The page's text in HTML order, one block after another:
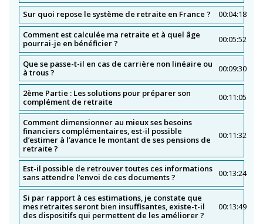
Sur quoi repose le système de retraite en France ?
00:04:18
Comment est calculée ma retraite et à quel âge
pourrai-je en bénéficier ?
00:05:52
Que se passe-t-il en cas de carrière non linéaire ou
à trous ?
00:09:30
2ème Partie : Les solutions pour préparer son
complément de retraite
00:11:05
Comment dimensionner au mieux ses besoins
financiers complémentaires, est-il possible
d’estimer à l’avance le montant de ses pensions de
retraite ?
00:11:32
Est-il possible de retrouver toutes ces informations
sans attendre l’envoi de ces documents ?
00:13:24
Si par rapport à ces estimations, je constate que
mes retraites seront bien insuffisantes, existe-t-il
des dispositifs qui permettent de les améliorer ?
00:13:49